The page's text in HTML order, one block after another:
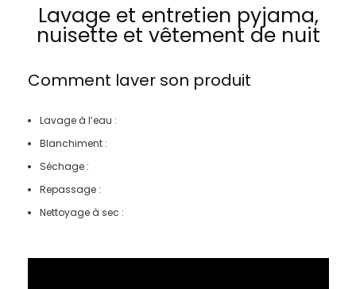
Lavage et entretien pyjama,
nuisette et vêtement de nuit
Comment laver son produit
Lavage à l’eau :
Blanchiment :
Séchage :
Repassage :
Nettoyage à sec :